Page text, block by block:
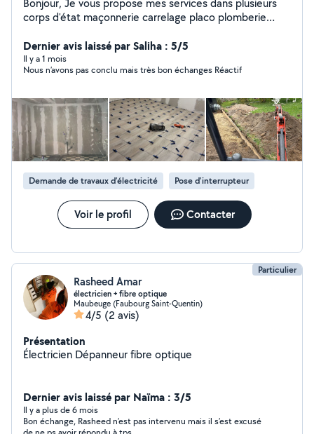
Bonjour, Je vous propose mes services dans plusieurs
corps d'état maçonnerie carrelage placo plomberie
tout travaux de la petite terrasse à la rénovation
complète d'un bien de A à Z livré clé en main et
également construction complète. N'hésitez pas à me
Dernier avis laissé par Saliha : 5/5
Il y a 1 mois
Nous n’avons pas conclu mais très bon échanges Réactif
Demande de travaux d’électricité Pose d'interrupteur
Voir le profil Contacter
Particulier
Rasheed Amar
électricien + fibre optique
Maubeuge (Faubourg Saint-Quentin)
4/5 (2 avis)
Présentation
Électricien Dépanneur fibre optique
Dernier avis laissé par Naïma : 3/5
Il y a plus de 6 mois
Bon échange, Rasheed n’est pas intervenu mais il s’est excusé